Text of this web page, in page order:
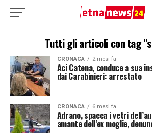
Tutti gli articoli con tag
CRONACA 2 mesi fa
Aci Catena, conduce a sua
dai Carabinieri: arrestato
CRONACA 6 mesi fa
Adrano, spacca i vetri
amante dell’ex moglie,